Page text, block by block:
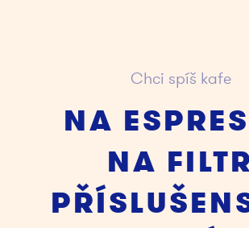
Chci spíš kafe
NA
NA FILTR